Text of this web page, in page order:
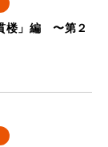
楼」編 〜第２